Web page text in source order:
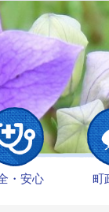
・安心 町